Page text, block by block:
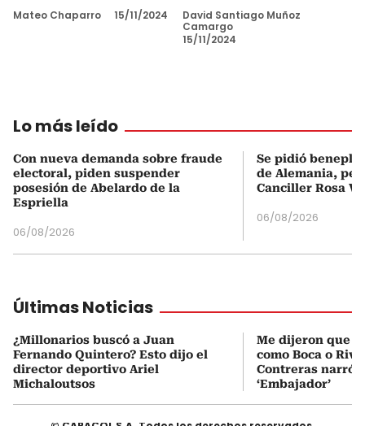
Mateo Chaparro 15/11/2024
David Santiago Muñoz
Camargo
15/11/2024
Lo más leído
Con nueva demanda sobre fraude
electoral, piden suspender
posesión de Abelardo de la
Espriella
06/08/2026
Se pidió
de Alemania,
Canciller Rosa
06/08/2026
Últimas Noticias
¿Millonarios buscó a Juan
Fernando Quintero? Esto dijo el
director deportivo Ariel
Michaloutsos
Me dijeron que
como Boca o
Contreras narró
‘Embajador’